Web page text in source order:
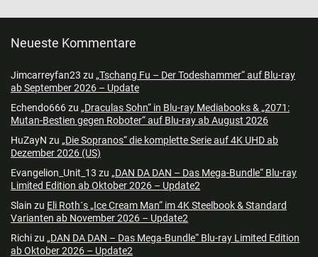
Neueste Kommentare
Jimcarreyfan23 zu „Tschang Fu – Der Todeshammer“ auf Blu-ray
ab September 2026 – Update
Echendo666zu „Draculas Sohn“ in Blu-ray Mediabooks & „2071:
Mutan-Bestien gegen Roboter“ auf Blu-ray ab August 2026
HuZayN zu „Die Sopranos“ die komplette Serie auf 4K UHD ab
Dezember 2026 (US)
Evangelion_Unit_13 zu „DAN DA DAN – Das Mega-Bundle“ Blu-ray
Limited Edition ab Oktober 2026 – Update2
Slain zu Eli Roth´s „Ice Cream Man“ im 4K Steelbook & Standard
Varianten ab November 2026 – Update2
Richizu „DAN DA DAN – Das Mega-Bundle“ Blu-ray Limited Edition
ab Oktober 2026 – Update2